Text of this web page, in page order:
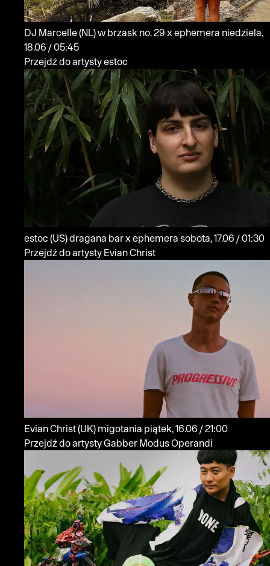
DJ Marcelle(NL)w brzask no. 29 x ephemera niedziela,
18.06 / 05:45
Przejdź do artysty estoc
estoc (US)dragana bar x ephemera
sobota, 17.06 / 01:30
Przejdź do artysty Evian Christ
Evian Christ(UK) migotania
piątek, 16.06 / 21:00
Przejdź do artysty Gabber Modus Operandi